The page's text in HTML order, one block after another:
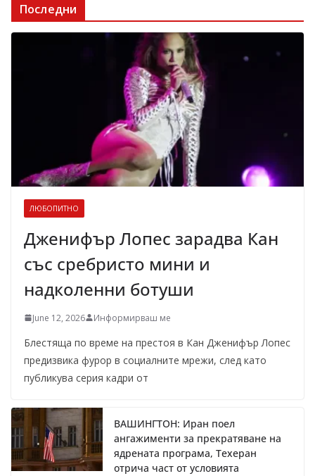
Последни
ЛЮБОПИТНО
Дженифър Лопес зарадва Кан
със сребристо мини и
надколенни ботуши
June 12, 2026 Информирваш ме
Блестяща по време на престоя в Кан Дженифър Лопес
предизвика фурор в социалните мрежи, след като
публикува серия кадри от
ВАШИНГТОН: Иран поел
ангажименти за прекратяване на
ядрената програма, Техеран
отрича част от условията